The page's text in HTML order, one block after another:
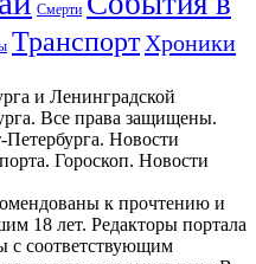
Смерти
Транспорт Хроники
и Ленинградской
Все права защищены.
Новости
Гороскоп. Новости
к прочтению и
18 лет. Редакторы портала
с соответствующим